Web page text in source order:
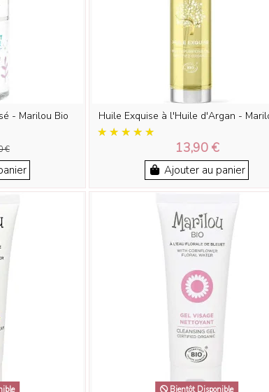
- Marilou Bio
€
Huile Exquise à l'Huile d'Argan -
13,90 €
Ajouter au panier
Bientôt Disponible